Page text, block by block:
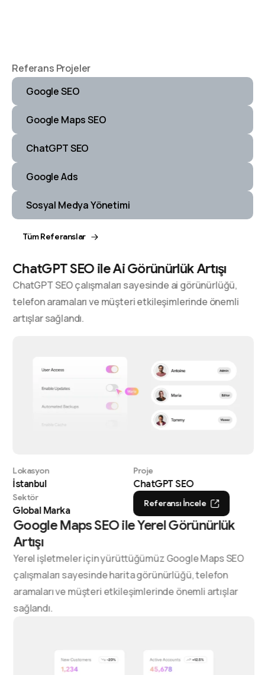
Referans Projeler
Google SEO
Google Maps SEO
ChatGPT SEO
Google Ads
Sosyal Medya Yönetimi
Tüm Referanslar
ChatGPT SEO ile Ai Görünürlük Artışı
ChatGPT SEO çalışmaları sayesinde ai görünürlüğü,
telefon aramaları ve müşteri etkileşimlerinde önemli
artışlar sağlandı.
Lokasyon
İstanbul
Proje
ChatGPT SEO
Sektör
Global Marka
Referansı İncele
Google Maps SEO ile Yerel Görünürlük
Artışı
Yerel işletmeler için yürüttüğümüz Google Maps SEO
çalışmaları sayesinde harita görünürlüğü, telefon
aramaları ve müşteri etkileşimlerinde önemli artışlar
sağlandı.